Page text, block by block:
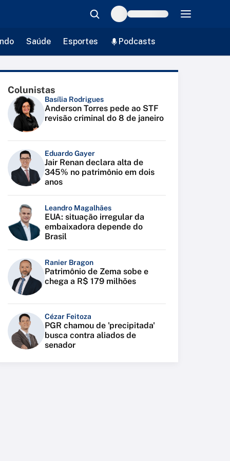
Saúde Esportes Podcasts
Colunistas
Basília Rodrigues
Anderson Torres pede ao STF
revisão criminal do 8 de janeiro
Eduardo Gayer
Jair Renan declara alta de
345% no patrimônio em dois
anos
Leandro Magalhães
EUA: situação irregular da
embaixadora depende do
Brasil
Ranier Bragon
Patrimônio de Zema sobe e
chega a R$ 179 milhões
Cézar Feitoza
PGR chamou de 'precipitada'
busca contra aliados de
senador